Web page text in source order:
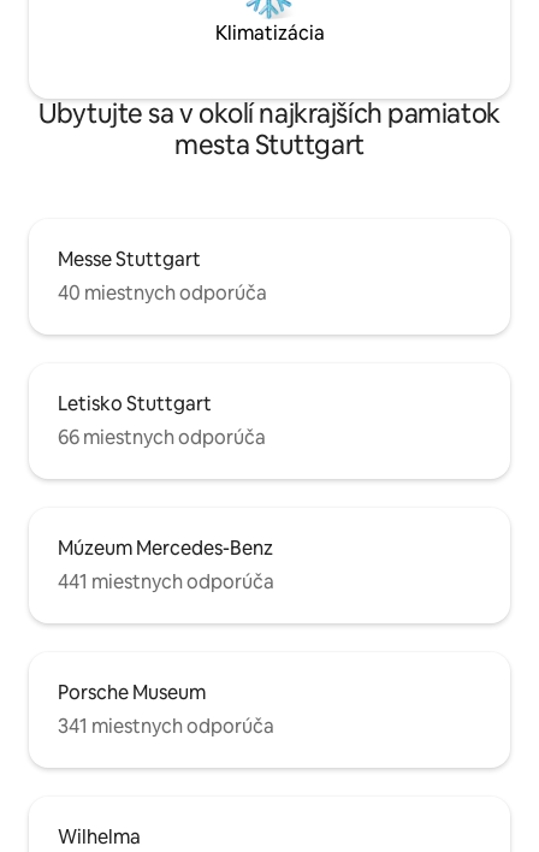
Klimatizácia
Ubytujte sa v okolí najkrajších pamiatok
mesta Stuttgart
Messe Stuttgart
40 miestnych odporúča
Letisko Stuttgart
66 miestnych odporúča
Múzeum Mercedes-Benz
441 miestnych odporúča
Porsche Museum
341 miestnych odporúča
Wilhelma